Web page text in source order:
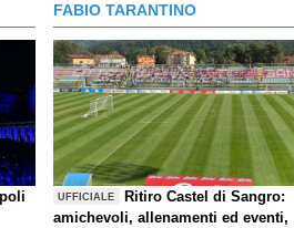
FABIO TARANTINO
UFFICIALE
Ritiro Castel di Sangro:
amichevoli, allenamenti ed eventi,